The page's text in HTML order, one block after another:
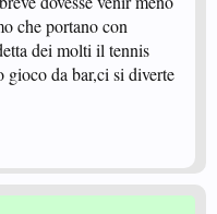
che portano con
dei molti il tennis
da bar,ci si diverte